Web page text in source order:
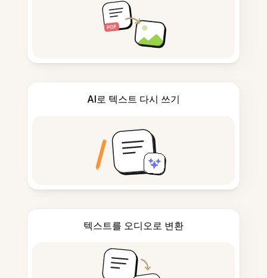
AI로 텍스트 다시 쓰기
텍스트를 오디오로 변환